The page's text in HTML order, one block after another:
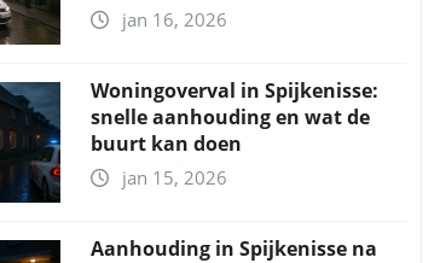
jan 16, 2026
Woningoverval in Spijkenisse:
snelle aanhouding en wat de
buurt kan doen
jan 15, 2026
Aanhouding in Spijkenisse na